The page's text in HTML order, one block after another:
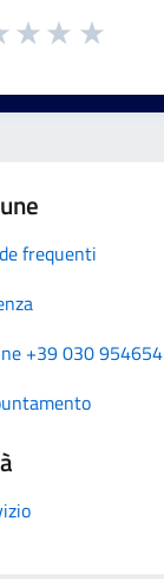
frequenti
+39 030 954654